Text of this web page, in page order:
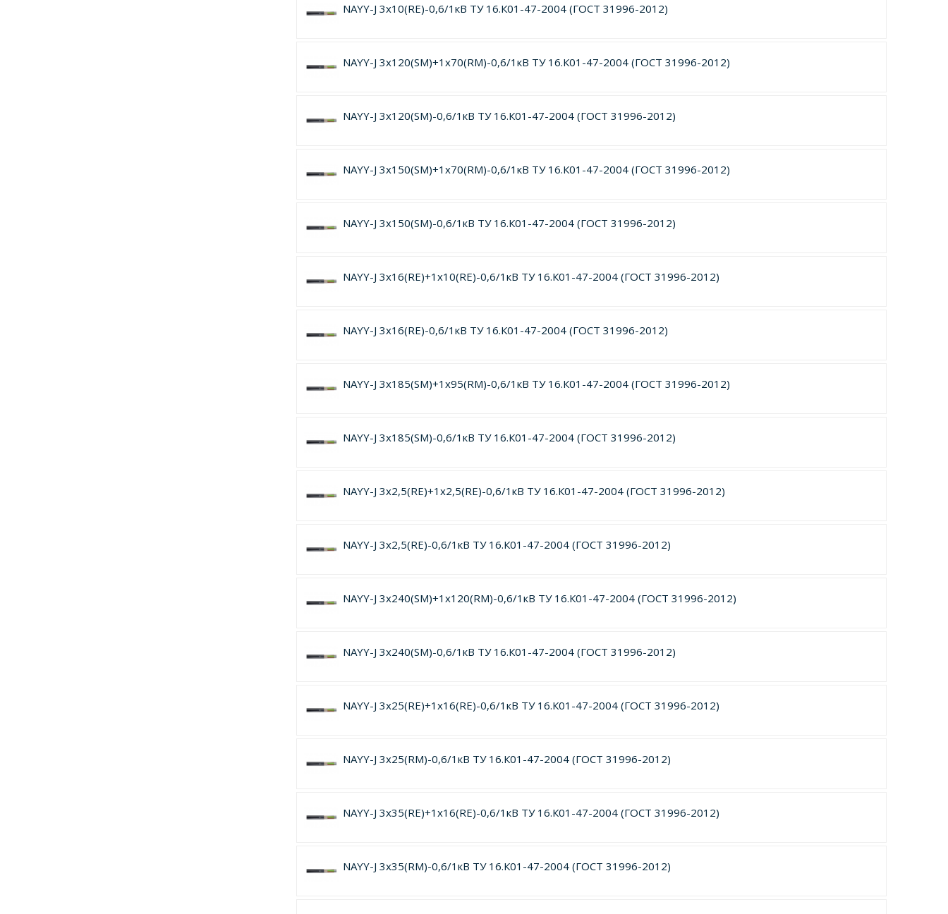
NAYY-J 3х10(RE)-0,6/1кВ ТУ 16.К01-47-2004 (ГОСТ 31996-2012)
NAYY-J 3х120(SM)+1х70(RM)-0,6/1кВ ТУ 16.К01-47-2004 (ГОСТ 31996-2012)
NAYY-J 3х120(SM)-0,6/1кВ ТУ 16.К01-47-2004 (ГОСТ 31996-2012)
NAYY-J 3х150(SM)+1х70(RM)-0,6/1кВ ТУ 16.К01-47-2004 (ГОСТ 31996-2012)
NAYY-J 3х150(SM)-0,6/1кВ ТУ 16.К01-47-2004 (ГОСТ 31996-2012)
NAYY-J 3х16(RE)+1х10(RE)-0,6/1кВ ТУ 16.К01-47-2004 (ГОСТ 31996-2012)
NAYY-J 3х16(RE)-0,6/1кВ ТУ 16.К01-47-2004 (ГОСТ 31996-2012)
NAYY-J 3х185(SM)+1х95(RM)-0,6/1кВ ТУ 16.К01-47-2004 (ГОСТ 31996-2012)
NAYY-J 3х185(SM)-0,6/1кВ ТУ 16.К01-47-2004 (ГОСТ 31996-2012)
NAYY-J 3х2,5(RE)+1х2,5(RE)-0,6/1кВ ТУ 16.К01-47-2004 (ГОСТ 31996-2012)
NAYY-J 3х2,5(RE)-0,6/1кВ ТУ 16.К01-47-2004 (ГОСТ 31996-2012)
NAYY-J 3х240(SM)+1х120(RM)-0,6/1кВ ТУ 16.К01-47-2004 (ГОСТ 31996-2012)
NAYY-J 3х240(SM)-0,6/1кВ ТУ 16.К01-47-2004 (ГОСТ 31996-2012)
NAYY-J 3х25(RE)+1х16(RE)-0,6/1кВ ТУ 16.К01-47-2004 (ГОСТ 31996-2012)
NAYY-J 3х25(RM)-0,6/1кВ ТУ 16.К01-47-2004 (ГОСТ 31996-2012)
NAYY-J 3х35(RE)+1х16(RE)-0,6/1кВ ТУ 16.К01-47-2004 (ГОСТ 31996-2012)
NAYY-J 3х35(RM)-0,6/1кВ ТУ 16.К01-47-2004 (ГОСТ 31996-2012)